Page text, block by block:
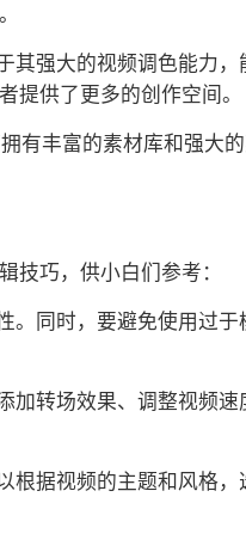
强大的视频调色能力，
提供了更多的创作空间。
有丰富的素材库和强大
技巧，供小白们参考：
。同时，要避免使用过于
加转场效果、调整视频速
根据视频的主题和风格，